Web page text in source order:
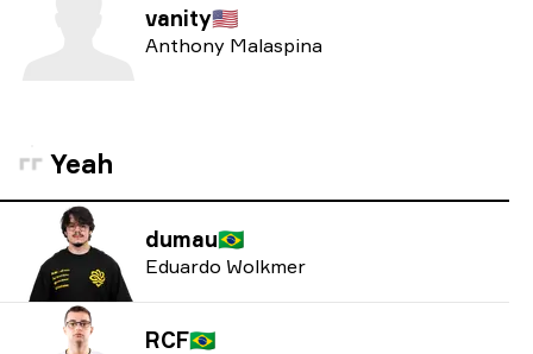
vanity🇺🇸
Anthony Malaspina
Yeah
dumau🇧🇷
Eduardo Wolkmer
RCF🇧🇷